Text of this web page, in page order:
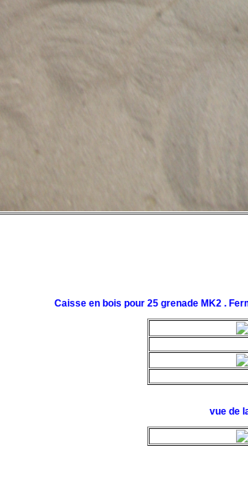
Caisse en bois pour 25 grenade MK2 .
vue de